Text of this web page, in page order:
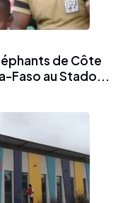
de Côte
Faso au Stado...